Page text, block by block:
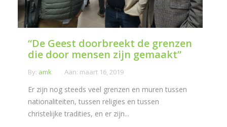
“De Geest doorbreekt de grenzen
die door mensen zijn gemaakt”
By: amk Aan: maart 16, 2019
Er zijn nog steeds veel grenzen en muren tussen
nationaliteiten, tussen religies en tussen
christelijke tradities, en er zijn...